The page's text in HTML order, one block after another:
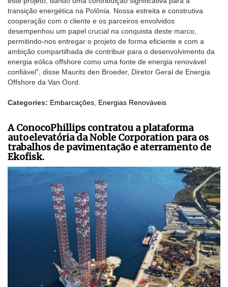
transição energética na Polônia. Nossa estreita e construtiva
cooperação com o cliente e os parceiros envolvidos
desempenhou um papel crucial na conquista deste marco,
permitindo-nos entregar o projeto de forma eficiente e com a
ambição compartilhada de contribuir para o desenvolvimento da
energia eólica offshore como uma fonte de energia renovável
confiável”, disse Maurits den Broeder, Diretor Geral de Energia
Offshore da Van Oord.
Categories: Embarcações Energias Renováveis
A ConocoPhillips contratou a plataforma
autoelevatória da Noble Corporation para os
trabalhos de pavimentação e aterramento de
Ekofisk.